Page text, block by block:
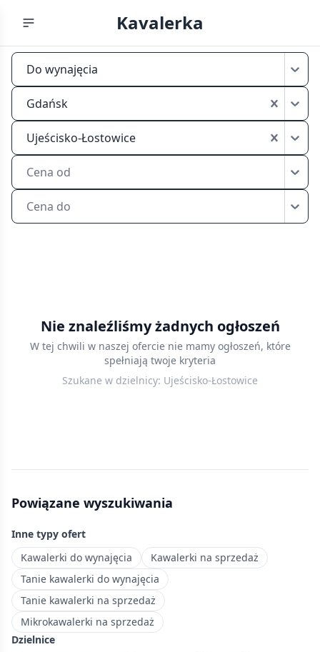
Kavalerka
Mikrokawalerki
wynajęcia
Ujeścisko-
Do wynajęcia
Gdańsk
Ujeścisko-Łostowice
Cena od
Cena do
wynajęcia
Gdańsku
kompaktowe
idealne
studentów
singli
ceniących
niezależność.
Południowa
dzielnica
Gdańska
z
Nie znaleźliśmy żadnych ogłoszeń
W tej chwili w naszej ofercie nie mamy ogłoszeń, które
spełniają twoje kryteria
Szukane w dzielnicy: Ujeścisko-Łostowice
Powiązane wyszukiwania
Inne typy ofert
Kawalerki do wynajęcia
Kawalerki na sprzedaż
Tanie kawalerki do wynajęcia
Tanie kawalerki na sprzedaż
Mikrokawalerki na sprzedaż
Dzielnice